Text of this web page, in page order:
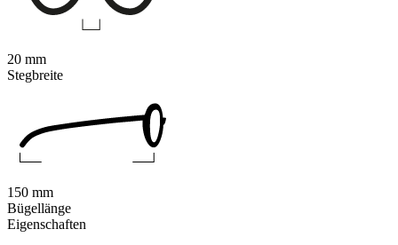
Eigenschaften
20 mm
Stegbreite
150 mm
Bügellänge